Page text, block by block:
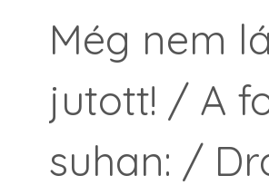
Még nem
jutott! / A
suhan: /